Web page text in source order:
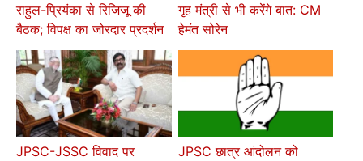
राहुल-प्रियंका से रिजिजू की
बैठक; विपक्ष का जोरदार प्रदर्शन
गृह मंत्री से भी करेंगे बात: CM
हेमंत सोरेन
JPSC-JSSC विवाद पर
JPSC छात्र आंदोलन को